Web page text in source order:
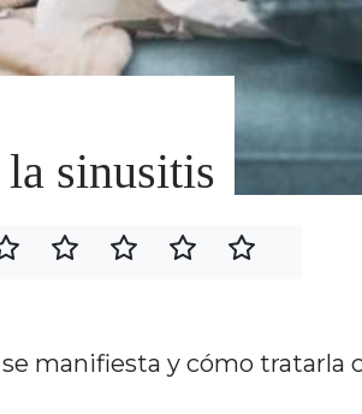
la sinusitis
manifiesta y cómo tratarla